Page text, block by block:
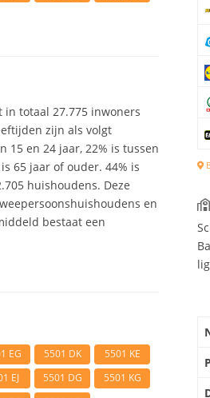
in totaal 27.775 inwoners
zijn als volgt
15 en 24 jaar, 22% is tussen
65 jaar of ouder. 44% is
huishoudens. Deze
en
bestaat een
EG 5501 DK
5501 KE
EJ 5501 DG
5501 KG